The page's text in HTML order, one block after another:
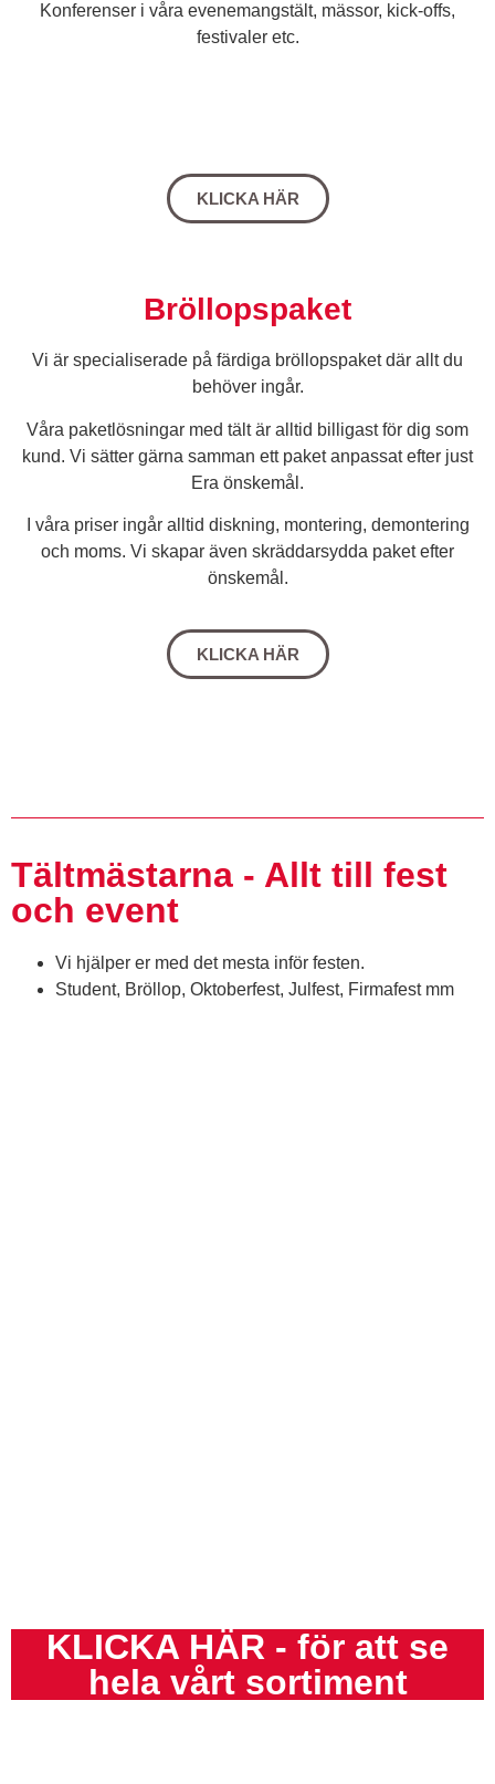
Konferenser i våra evenemangstält, mässor, kick-offs,
festivaler etc.
KLICKA HÄR
Bröllopspaket
Vi är specialiserade på färdiga bröllopspaket där allt du
behöver ingår.
Våra paketlösningar med tält är alltid billigast för dig som
kund. Vi sätter gärna samman ett paket anpassat efter just
Era önskemål.
I våra priser ingår alltid diskning, montering, demontering
och moms. Vi skapar även skräddarsydda paket efter
önskemål.
KLICKA HÄR
Tältmästarna - Allt till fest
och event
Vi hjälper er med det mesta inför festen.
Student, Bröllop, Oktoberfest, Julfest, Firmafest mm
KLICKA HÄR - för att se
hela vårt sortiment